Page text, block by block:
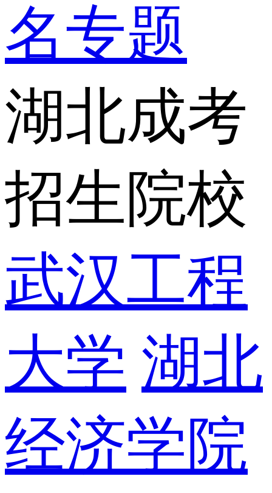
名专题
湖北成考
招生院校
武汉工程
大学 湖北
经济学院